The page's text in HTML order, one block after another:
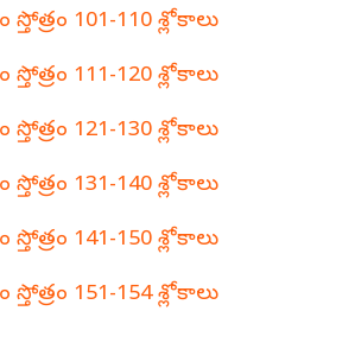
స్తోత్రం 101-110 శ్లోకాలు
స్తోత్రం 111-120 శ్లోకాలు
స్తోత్రం 121-130 శ్లోకాలు
స్తోత్రం 131-140 శ్లోకాలు
స్తోత్రం 141-150 శ్లోకాలు
స్తోత్రం 151-154 శ్లోకాలు